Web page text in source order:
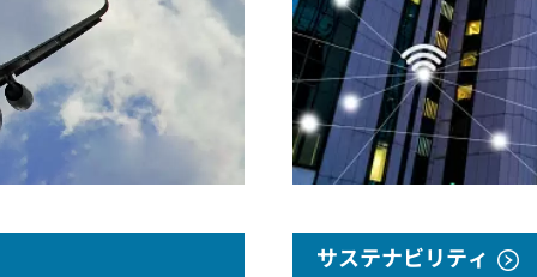
サステナビリティ